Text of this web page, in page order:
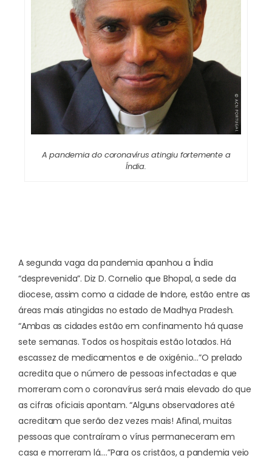
A pandemia do coronavírus atingiu fortemente a
Índia.
A segunda vaga da pandemia apanhou a Índia
“desprevenida”. Diz D. Cornelio que Bhopal, a sede da
diocese, assim como a cidade de Indore, estão entre as
áreas mais atingidas no estado de Madhya Pradesh.
“Ambas as cidades estão em confinamento há quase
sete semanas. Todos os hospitais estão lotados. Há
escassez de medicamentos e de oxigénio…”O prelado
acredita que o número de pessoas infectadas e que
morreram com o coronavírus será mais elevado do que
as cifras oficiais apontam. “Alguns observadores até
acreditam que serão dez vezes mais! Afinal, muitas
pessoas que contraíram o vírus permaneceram em
casa e morreram lá….”Para os cristãos, a pandemia veio